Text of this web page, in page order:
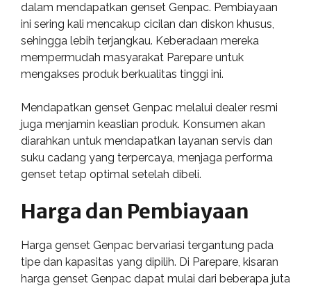
dalam mendapatkan genset Genpac. Pembiayaan
ini sering kali mencakup cicilan dan diskon khusus,
sehingga lebih terjangkau. Keberadaan mereka
mempermudah masyarakat Parepare untuk
mengakses produk berkualitas tinggi ini.
Mendapatkan genset Genpac melalui dealer resmi
juga menjamin keaslian produk. Konsumen akan
diarahkan untuk mendapatkan layanan servis dan
suku cadang yang terpercaya, menjaga performa
genset tetap optimal setelah dibeli.
Harga dan Pembiayaan
Harga genset Genpac bervariasi tergantung pada
tipe dan kapasitas yang dipilih. Di Parepare, kisaran
harga genset Genpac dapat mulai dari beberapa juta